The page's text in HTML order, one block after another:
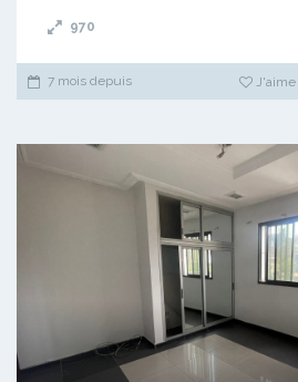
970
7 mois depuis J'aime